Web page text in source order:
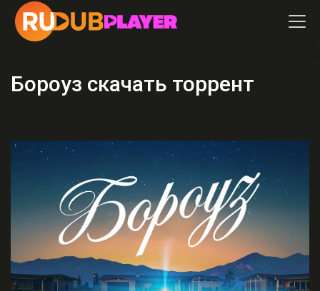
Бороуз скачать торрент